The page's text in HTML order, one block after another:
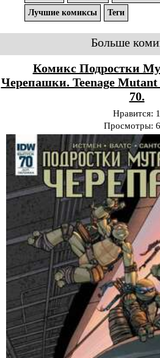
Лучшие комиксы
Теги
Больше
Комикс Подростки
Черепашки. Teenage
70.
Нравится: 1
Просмотры: